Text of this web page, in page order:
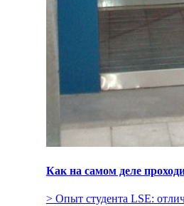
Как на самом деле
> Опыт студента LSE: